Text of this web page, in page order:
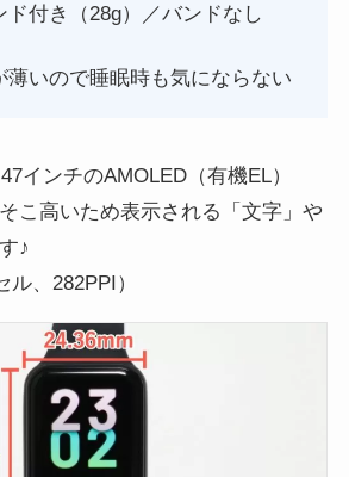
ド付き（28g）／バンドなし
薄いので睡眠時も気にならない
インチのAMOLED（有機EL）
こ高いため表示される「文字」や
♪
ル、282PPI）